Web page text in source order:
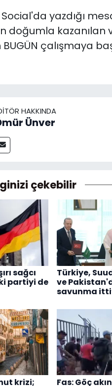
yazdığı
doğumla kazanılan
çalışmaya
HAKKINDA
Ünver
çekebilir
sağcı
partiyi de
Türkiye,
ve
savunma
krizi;
Fas: Göç